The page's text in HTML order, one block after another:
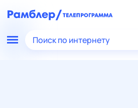
Поиск по интернету